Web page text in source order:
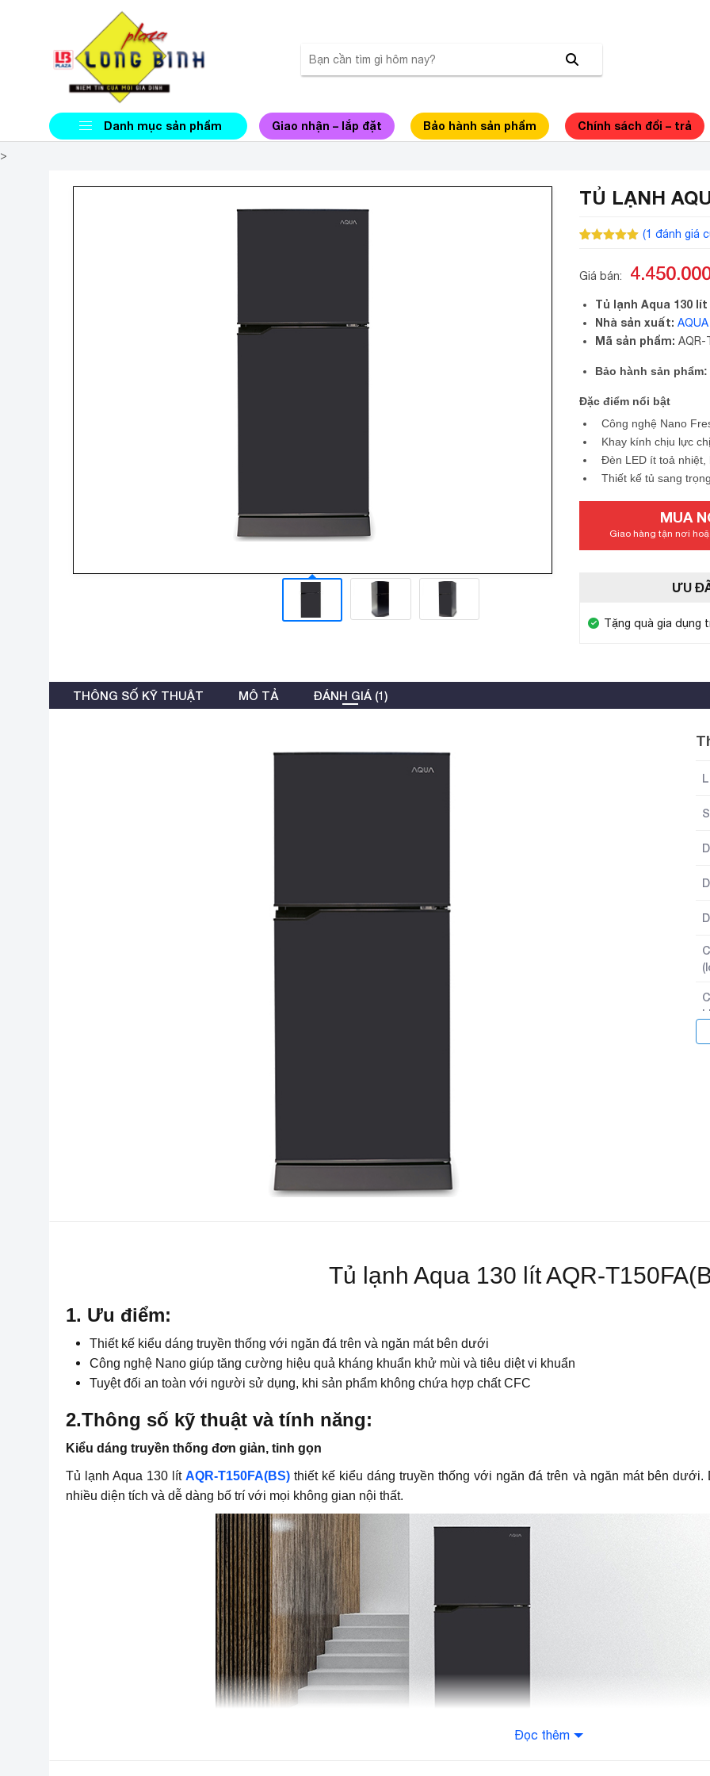
Danh mục sản phẩm Giao nhận – lắp đặt Bảo hành sản phẩm Chính sách đổi – trả
>
TỦ LẠNH
đánh giá
(1 đánh giá
Giá bán:
Tủ lạnh Aqua 130 lít
Nhà sản xuất: AQUA
Mã sản phẩm: AQR-
Bảo hành sản
Đặc điểm nổi bật
Công nghệ Nano
Khay kính chịu lực
Đèn LED ít toả nhiệt,
Thiết kế tủ sang
MUA
Giao hàng tận nơi
ƯU
Tặng quà gia dụng
THÔNG SỐ KỸ THUẬT MÔ TẢ ĐÁNH GIÁ (1)
Tủ lạnh Aqua 130 lít AQR-
1. Ưu điểm:
Thiết kế kiểu dáng truyền thống với ngăn đá trên và ngăn mát bên dưới
Công nghệ Nano giúp tăng cường hiệu quả kháng khuẩn khử mùi và tiêu diệt vi khuẩn
Tuyệt đối an toàn với người sử dụng, khi sản phẩm không chứa hợp chất CFC
2.Thông số kỹ thuật và tính năng:
Kiểu dáng truyền thống đơn giản, tinh gọn
Tủ lạnh Aqua 130 lítAQR-T150FA(BS) thiết kế kiểu dáng truyền thống với ngăn đá trên và ngăn mát bên
nhiều diện tích và dễ dàng bố trí với mọi không gian nội thất.
Đọc thêm